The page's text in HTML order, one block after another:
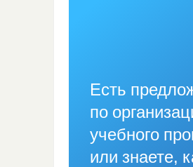
Есть
по
учебного
или знаете,